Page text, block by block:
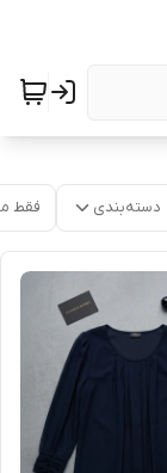
دسته‌بندی فقط